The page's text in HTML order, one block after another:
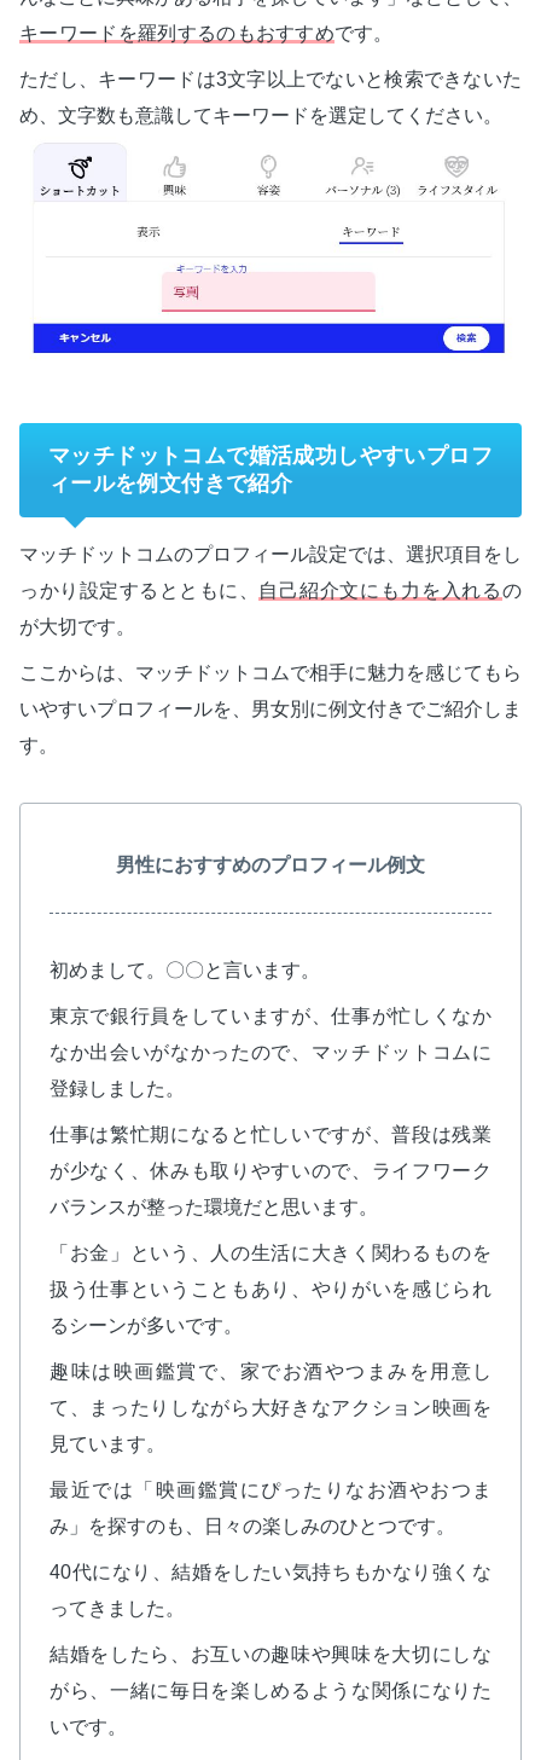
キーワードを羅列するのもおすすめです。
ただし、キーワードは3文字以上でないと検索できないた
め、文字数も意識してキーワードを選定してください。
マッチドットコムで婚活成功しやすいプロフ
ィールを例文付きで紹介
マッチドットコムのプロフィール設定では、選択項目をし
っかり設定するとともに、
自己紹介文にも力を入れるの
が大切です。
ここからは、マッチドットコムで相手に魅力を感じてもら
いやすいプロフィールを、男女別に例文付きでご紹介しま
す。
男性におすすめのプロフィール例文
初めまして。〇〇と言います。
東京で銀行員をしていますが、仕事が忙しくなか
なか出会いがなかったので、マッチドットコムに
登録しました。
仕事は繁忙期になると忙しいですが、普段は残業
が少なく、休みも取りやすいので、ライフワーク
バランスが整った環境だと思います。
「お金」という、人の生活に大きく関わるものを
扱う仕事ということもあり、やりがいを感じられ
るシーンが多いです。
趣味は映画鑑賞で、家でお酒やつまみを用意し
て、まったりしながら大好きなアクション映画を
見ています。
最近では「映画鑑賞にぴったりなお酒やおつま
み」を探すのも、日々の楽しみのひとつです。
40代になり、結婚をしたい気持ちもかなり強くな
ってきました。
結婚をしたら、お互いの趣味や興味を大切にしな
がら、一緒に毎日を楽しめるような関係になりた
いです。